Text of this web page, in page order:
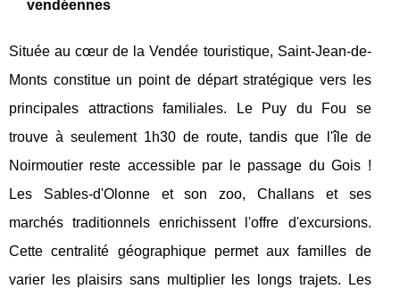
vendéennes
Située au cœur de la Vendée touristique, Saint-Jean-de-
Monts constitue un point de départ stratégique vers les
principales attractions familiales. Le Puy du Fou se
trouve à seulement 1h30 de route, tandis que l'île de
Noirmoutier reste accessible par le passage du Gois !
Les Sables-d'Olonne et son zoo, Challans et ses
marchés traditionnels enrichissent l'offre d'excursions.
Cette centralité géographique permet aux familles de
varier les plaisirs sans multiplier les longs trajets. Les